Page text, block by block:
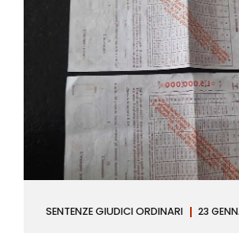
SENTENZE GIUDICI ORDINARI 23